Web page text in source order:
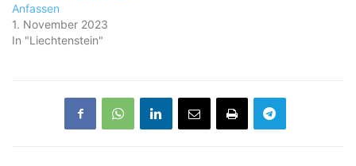
Anfassen
1. November 2023
In "Liechtenstein"